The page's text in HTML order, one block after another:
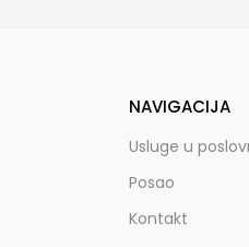
NAVIGACIJA
Usluge u
Posao
Kontakt